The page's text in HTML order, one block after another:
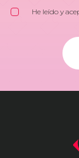
He leído y